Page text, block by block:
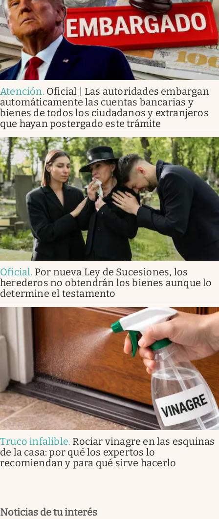
Atención. Oficial | Las autoridades embargan
automáticamente las cuentas bancarias y
bienes de todos los ciudadanos y extranjeros
que hayan postergado este trámite
Oficial. Por nueva Ley de Sucesiones, los
herederos no obtendrán los bienes aunque lo
determine el testamento
Truco infalible. Rociar vinagre en las esquinas
de la casa: por qué los expertos lo
recomiendan y para qué sirve hacerlo
Noticias de tu interés